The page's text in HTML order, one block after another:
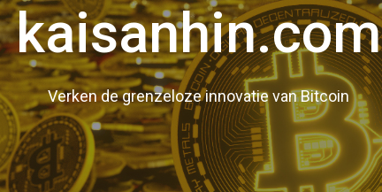
kaisanhin.com
Verken de grenzeloze innovatie van Bitcoin